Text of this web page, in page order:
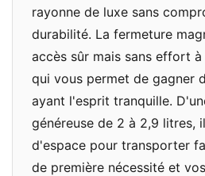
rayonne de luxe sans
durabilité. La fermeture
accès sûr mais sans effort
qui vous permet de gagner
ayant l'esprit tranquille.
généreuse de 2 à 2,9 litres,
d'espace pour transporter
de première nécessité et